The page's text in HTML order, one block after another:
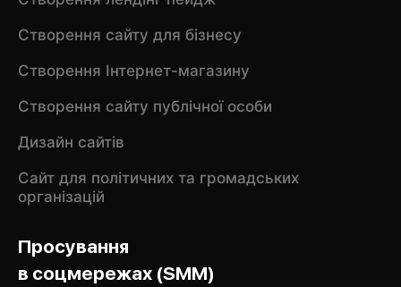
Створення сайту для бізнесу
Створення Інтернет-магазину
Створення сайту публічної особи
Дизайн сайтів
Сайт для політичних та громадських
організацій
Просування
в соцмережах (SMM)